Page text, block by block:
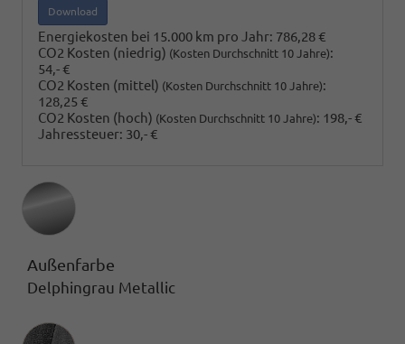
Download
Energiekosten bei 15.000 km pro Jahr: 786,28 €
CO2 Kosten (niedrig) (Kosten Durchschnitt 10 Jahre):
54,- €
CO2 Kosten (mittel) (Kosten Durchschnitt 10 Jahre):
128,25 €
CO2 Kosten (hoch) (Kosten Durchschnitt 10 Jahre): 198,- €
Jahressteuer: 30,- €
Außenfarbe
Delphingrau Metallic
Innenausstattung